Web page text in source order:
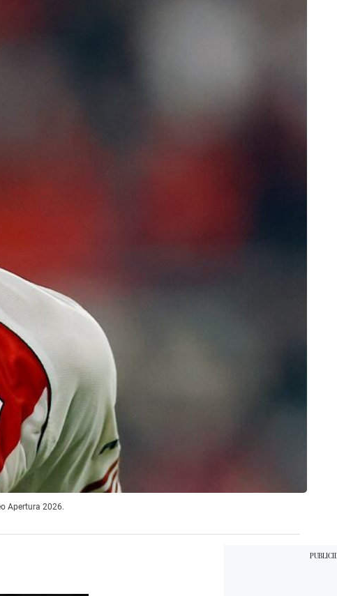
Apertura 2026.